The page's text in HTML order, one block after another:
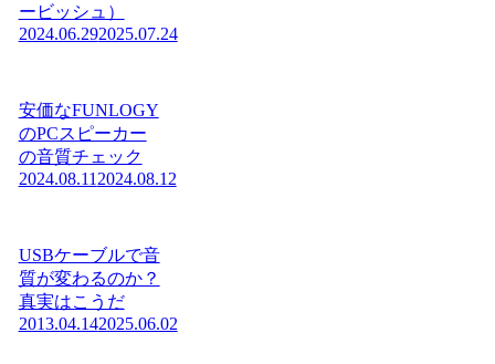
ービッシュ）
2024.06.292025.07.24
安価なFUNLOGY
のPCスピーカー
の音質チェック
2024.08.11 2024.08.12
USBケーブルで音
質が変わるのか？
真実はこうだ
2013.04.142025.06.02